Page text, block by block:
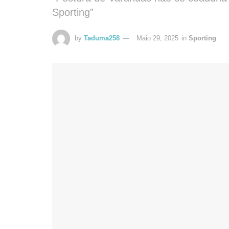
Sporting”
by Taduma258 Maio 29, 2025 in Sporting